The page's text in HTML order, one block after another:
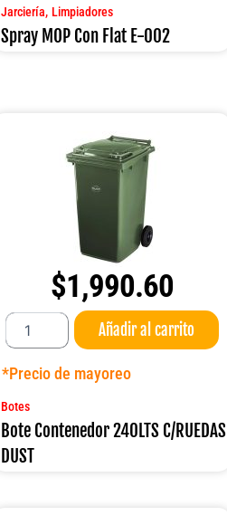
002
cantidad
Jarciería, Limpiadores
Spray MOP Con Flat E-002
$1,990.60
Bote
Contenedor
240LTS
C/RUEDAS
cantidad
Añadir al carrito
*Precio de mayoreo
Botes
Bote Contenedor 240LTS C/RUEDAS
DUST